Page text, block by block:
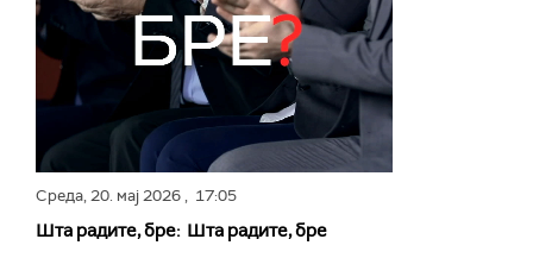
Среда,20. мај 2026, 17:05
Шта радите, бре: Шта радите, бре